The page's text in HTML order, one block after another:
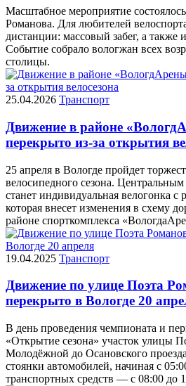
Масштабное мероприятие
Романова. Для любителей
дистанции: массовый забег, а также
Событие собрало вологжан всех
столицы.
25.04.2026 Транспорт
Движение в районе
перекрыто из-за открытия
25 апреля в Вологде пройдет
велосипедного сезона.
станет индивидуальная велогонка с
которая внесет изменения в схему
районе спорткомплекса
19.04.2025 Транспорт
Движение по улице Поэта
перекрыто в Вологде 20
В день проведения чемпионата и
«Открытие сезона» участок улицы
Молодёжной до Осановского
стоянки автомобилей, начиная с
транспортных средств — с 08:00 до